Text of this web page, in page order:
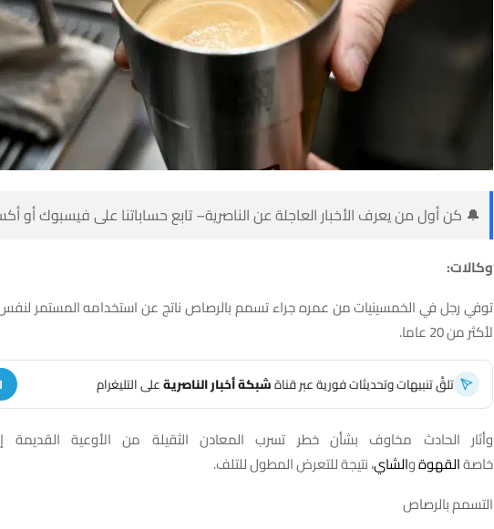
🔔 كن أول من يعرف الأخبار العاجلة عن الناصرية– تابع حساباتنا على فيسبوك أو
وكالات:
توفي رجل في الخمسينيات من عمره جراء تسمم بالرصاص ناتج عن استخدامه المستمر
لأكثر من 20 عاما.
تلقَّ تنبيهات وتحديثات فورية عبر قناةشبكة أخبار الناصريةعلى التليغرام
وأثار الحادث مخاوف بشأن خطر تسرب المعادن الثقيلة من الأوعية القديمة
خاصةالقهوةوالشاي، نتيجة للتعرض المطول للتلف.
التسمم بالرصاص